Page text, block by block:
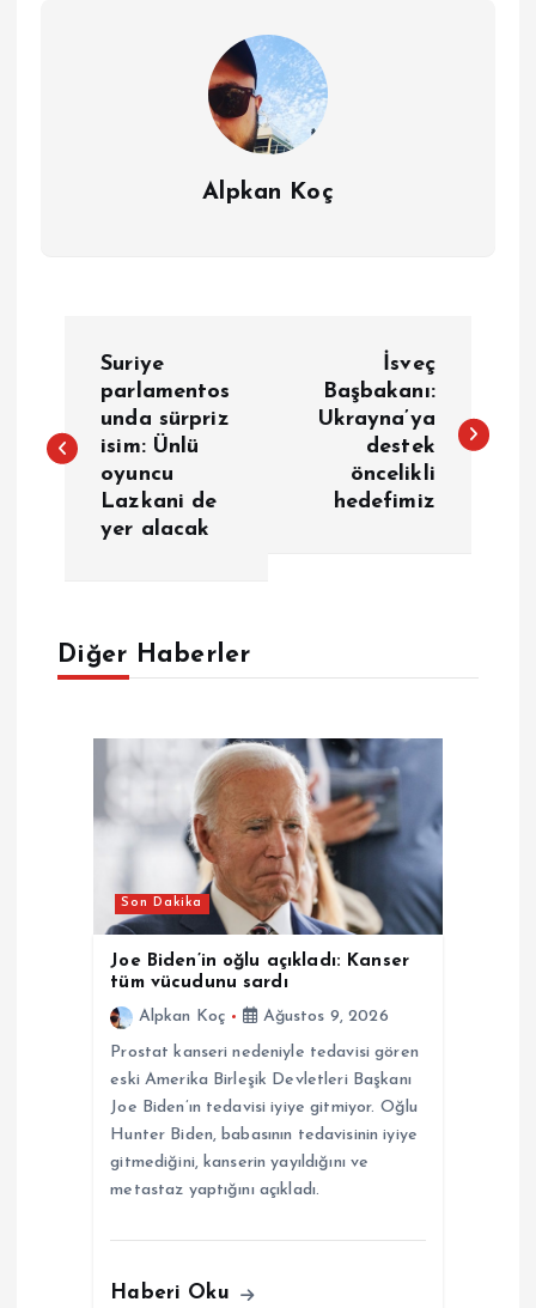
Alpkan Koç
z
e
z
Suriye
parlamentos
unda sürpriz
isim: Ünlü
oyuncu
Lazkani de
yer alacak
İsveç
Başbakanı:
Ukrayna’ya
destek
öncelikli
hedefimiz
Diğer Haberler
Son Dakika
Joe Biden’in oğlu açıkladı: Kanser
tüm vücudunu sardı
Alpkan Koç
Ağustos 9, 2026
Prostat kanseri nedeniyle tedavisi gören
eski Amerika Birleşik Devletleri Başkanı
Joe Biden’ın tedavisi iyiye gitmiyor. Oğlu
Hunter Biden, babasının tedavisinin iyiye
gitmediğini, kanserin yayıldığını ve
metastaz yaptığını açıkladı.
Haberi Oku